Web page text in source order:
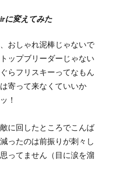
に変えてみた
おしゃれ泥棒じゃないで
ップブリーダーじゃない
らフリスキーってなもん
寄って来なくていいか
！
に回したところでこんば
ったのは前振りが刺々し
ってません（目に涙を溜